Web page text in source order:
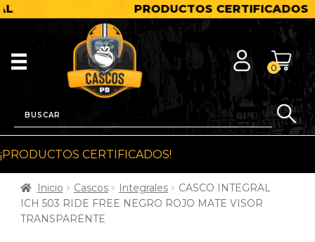
PRODUCTOS CERTIFICADOS
0
¡PRODUCTOS CERTIFICADOS!
Inicio Cascos Integrales
CASCO INTEGRAL
ICH 503 RIDE FREE NEGRO ROJO MATE VISOR
TRANSPARENTE